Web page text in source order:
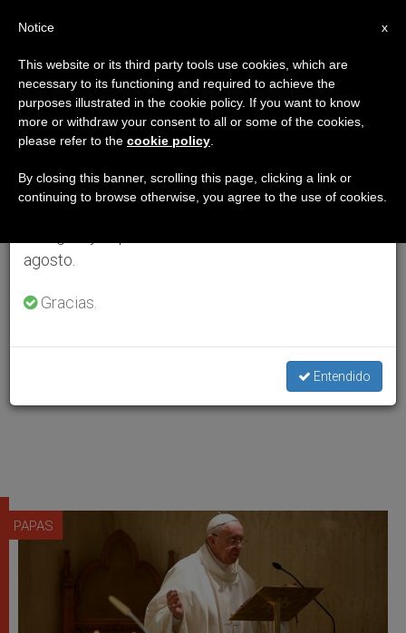
PAPAS
×
Aviso importante
Del 27 de julio al 7 de agosto haremos la pausa
anual, aprovechando que en el periodo de verano
se generan menos informaciones y también el
agosto.
Gracias.
Entendido
x
Notice
This website or its third party tools use cookies, which are
necessary to its functioning and required to achieve the
purposes illustrated in the cookie policy. If you want to know
more or withdraw your consent to all or some of the cookies,
please refer to the cookie policy
By closing this banner, scrolling this page, clicking a link or
continuing to browse otherwise, you agree to the use of cookies.